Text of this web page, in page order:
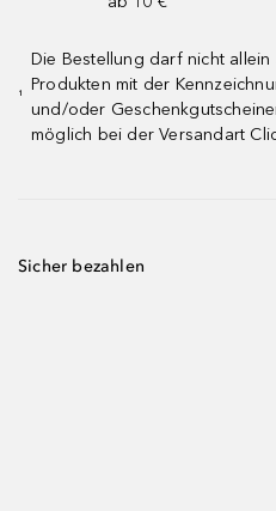
¹
Die Bestellung darf nicht
Produkten mit der
und/oder
möglich bei der Versandart
Sicher bezahlen